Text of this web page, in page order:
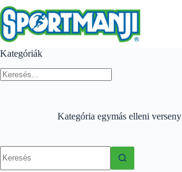
Skip
to
content
Kategória egymás elleni verseny
results
Kategóriák